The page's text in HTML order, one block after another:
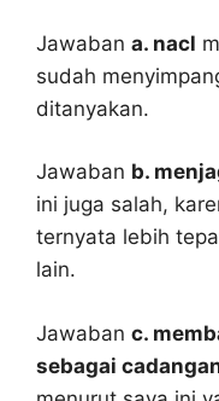
Jawaban a. nacl
sudah
ditanyakan.
Jawaban b.
ini juga salah,
ternyata lebih
lain.
Jawaban c.
sebagai